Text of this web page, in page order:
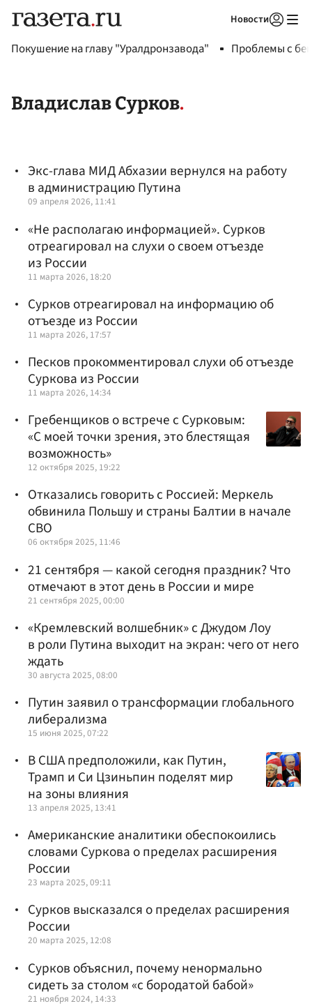
Новости
Покушение на главу "Уралдронзавода" Проблемы с
Владислав Сурков
Экс-глава МИД Абхазии вернулся на работу
в администрацию Путина
09 апреля 2026, 11:41
«Не располагаю информацией». Сурков
отреагировал на слухи о своем отъезде
из России
11 марта 2026, 18:20
Сурков отреагировал на информацию об
отъезде из России
11 марта 2026, 17:57
Песков прокомментировал слухи об отъезде
Суркова из России
11 марта 2026, 14:34
Гребенщиков о встрече с Сурковым:
«С моей точки зрения, это блестящая
возможность»
12 октября 2025, 19:22
Отказались говорить с Россией: Меркель
обвинила Польшу и страны Балтии в начале
СВО
06 октября 2025, 11:46
21 сентября — какой сегодня праздник? Что
отмечают в этот день в России и мире
21 сентября 2025, 00:00
«Кремлевский волшебник» с Джудом Лоу
в роли Путина выходит на экран: чего от него
ждать
30 августа 2025, 08:00
Путин заявил о трансформации глобального
либерализма
15 июня 2025, 07:22
В США предположили, как Путин,
Трамп и Си Цзиньпин поделят мир
на зоны влияния
13 апреля 2025, 13:41
Американские аналитики обеспокоились
словами Суркова о пределах расширения
России
23 марта 2025, 09:11
Сурков высказался о пределах расширения
России
20 марта 2025, 12:08
Сурков объяснил, почему ненормально
сидеть за столом «с бородатой бабой»
21 ноября 2024, 14:33